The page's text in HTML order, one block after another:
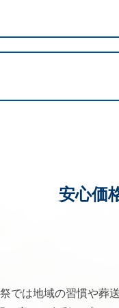
安心価
では地域の習慣や葬